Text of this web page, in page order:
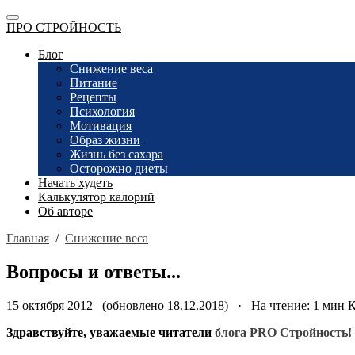
ПРО СТРОЙНОСТЬ
Блог
Снижение веса
Питание
Рецепты
Психология
Мотивация
Образ жизни
Жизнь без сахара
Осторожно диеты
Начать худеть
Калькулятор калорий
Об авторе
Главная / Снижение веса
Вопросы и ответы...
15 октября 2012 (обновлено 18.12.2018) · На чтение: 1 мин
Здравствуйте, уважаемые читатели блога PRO Стройность!